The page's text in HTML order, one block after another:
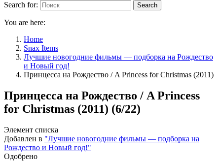
Search for:
Search
You are here:
Home
Snax Items
Лучшие новогодние фильмы — подборка на Рождество
и Новый год!
Принцесса на Рождество / A Princess for Christmas (2011)
Принцесса на Рождество / A Princess
for Christmas (2011) (6/22)
Элемент списка
Добавлен в "Лучшие новогодние фильмы — подборка на
Рождество и Новый год!"
Одобрено